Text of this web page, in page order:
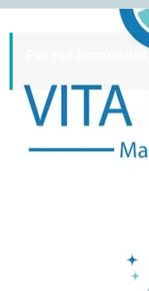
Për një